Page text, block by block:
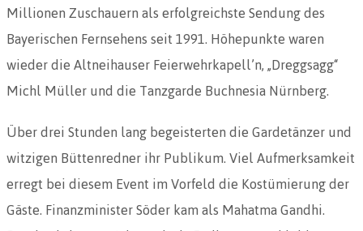
Millionen Zuschauern als erfolgreichste Sendung des
Bayerischen Fernsehens seit 1991. Höhepunkte waren
wieder die Altneihauser Feierwehrkapell’n, „Dreggsagg“
Michl Müller und die Tanzgarde Buchnesia Nürnberg.
Über drei Stunden lang begeisterten die Gardetänzer und
witzigen Büttenredner ihr Publikum. Viel Aufmerksamkeit
erregt bei diesem Event im Vorfeld die Kostümierung der
Gäste. Finanzminister Söder kam als Mahatma Gandhi.